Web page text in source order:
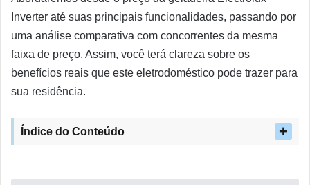
Inverter até suas principais funcionalidades, passando por
uma análise comparativa com concorrentes da mesma
faixa de preço. Assim, você terá clareza sobre os
benefícios reais que este eletrodoméstico pode trazer para
sua residência.
Índice do Conteúdo